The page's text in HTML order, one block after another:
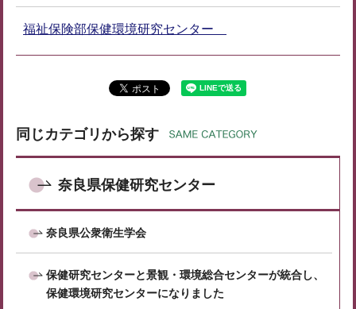
福祉保険部保健環境研究センター
同じカテゴリから探す
奈良県保健研究センター
奈良県公衆衛生学会
保健研究センターと景観・環境総合センターが統合し、
保健環境研究センターになりました